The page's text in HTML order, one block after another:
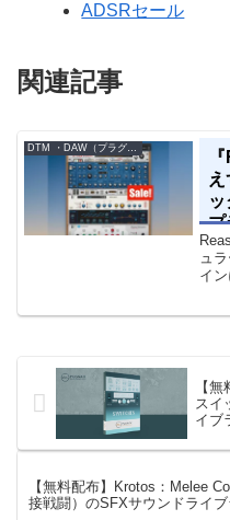
ADSRセール
関連記事
DTM ・DAW（プラグイン、シンセなど）のセール情報
プ
ュ
イ
乗
エ
【
スイ
イブ
【無料配布】Krotos：Melee
接戦闘）のSFXサウンドライブ